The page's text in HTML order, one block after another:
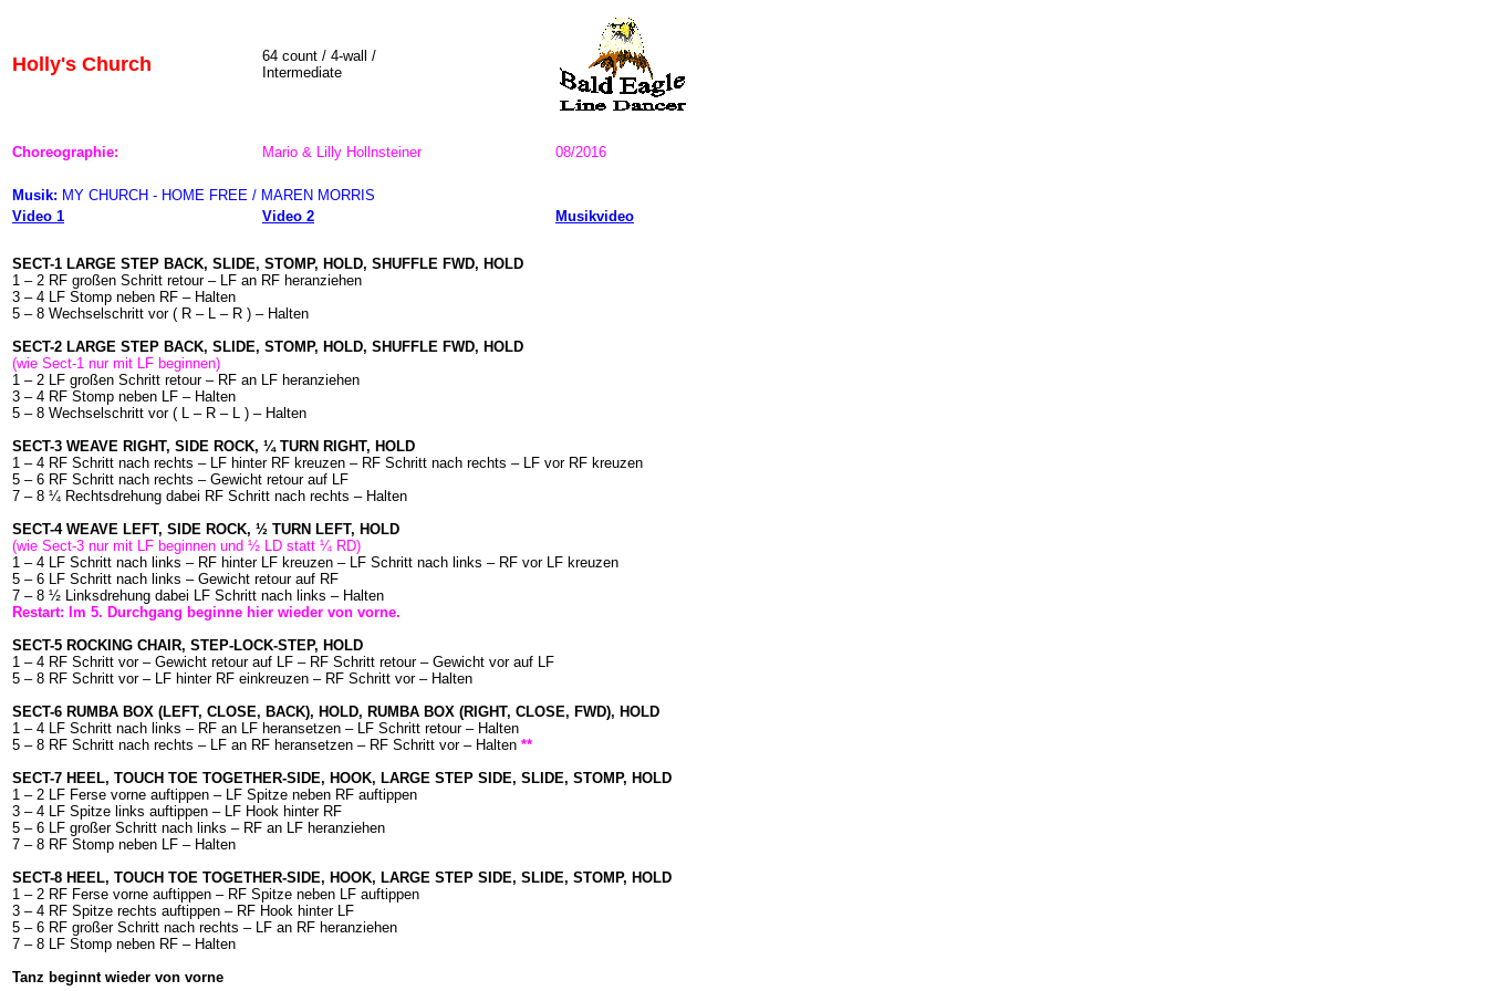
Holly's Church 64 count / 4-wall /
Intermediate
Choreographie: Mario & Lilly Hollnsteiner 08/2016
Musik: MY CHURCH - HOME FREE / MAREN MORRIS
Video 1
Video 2 Musikvideo
SECT-1 LARGE STEP BACK, SLIDE, STOMP, HOLD, SHUFFLE FWD, HOLD
1 – 2 RF großen Schritt retour – LF an RF heranziehen
3 – 4 LF Stomp neben RF – Halten
5 – 8 Wechselschritt vor ( R – L – R ) – Halten
SECT-2 LARGE STEP BACK, SLIDE, STOMP, HOLD, SHUFFLE FWD, HOLD
(wie Sect-1 nur mit LF beginnen)
1 – 2 LF großen Schritt retour – RF an LF heranziehen
3 – 4 RF Stomp neben LF – Halten
5 – 8 Wechselschritt vor ( L – R – L ) – Halten
SECT-3 WEAVE RIGHT, SIDE ROCK, ¼ TURN RIGHT, HOLD
1 – 4 RF Schritt nach rechts – LF hinter RF kreuzen – RF Schritt nach rechts – LF vor RF kreuzen
5 – 6 RF Schritt nach rechts – Gewicht retour auf LF
7 – 8 ¼ Rechtsdrehung dabei RF Schritt nach rechts – Halten
SECT-4 WEAVE LEFT, SIDE ROCK, ½ TURN LEFT, HOLD
(wie Sect-3 nur mit LF beginnen und ½ LD statt ¼ RD)
1 – 4 LF Schritt nach links – RF hinter LF kreuzen – LF Schritt nach links – RF vor LF kreuzen
5 – 6 LF Schritt nach links – Gewicht retour auf RF
7 – 8 ½ Linksdrehung dabei LF Schritt nach links – Halten
Restart: Im 5. Durchgang beginne hier wieder von vorne.
SECT-5 ROCKING CHAIR, STEP-LOCK-STEP, HOLD
1 – 4 RF Schritt vor – Gewicht retour auf LF – RF Schritt retour – Gewicht vor auf LF
5 – 8 RF Schritt vor – LF hinter RF einkreuzen – RF Schritt vor – Halten
SECT-6 RUMBA BOX (LEFT, CLOSE, BACK), HOLD, RUMBA BOX (RIGHT, CLOSE, FWD), HOLD
1 – 4 LF Schritt nach links – RF an LF heransetzen – LF Schritt retour – Halten
5 – 8 RF Schritt nach rechts – LF an RF heransetzen – RF Schritt vor – Halten **
SECT-7 HEEL, TOUCH TOE TOGETHER-SIDE, HOOK, LARGE STEP SIDE, SLIDE, STOMP, HOLD
1 – 2 LF Ferse vorne auftippen – LF Spitze neben RF auftippen
3 – 4 LF Spitze links auftippen – LF Hook hinter RF
5 – 6 LF großer Schritt nach links – RF an LF heranziehen
7 – 8 RF Stomp neben LF – Halten
SECT-8 HEEL, TOUCH TOE TOGETHER-SIDE, HOOK, LARGE STEP SIDE, SLIDE, STOMP, HOLD
1 – 2 RF Ferse vorne auftippen – RF Spitze neben LF auftippen
3 – 4 RF Spitze rechts auftippen – RF Hook hinter LF
5 – 6 RF großer Schritt nach rechts – LF an RF heranziehen
7 – 8 LF Stomp neben RF – Halten
Tanz beginnt wieder von vorne